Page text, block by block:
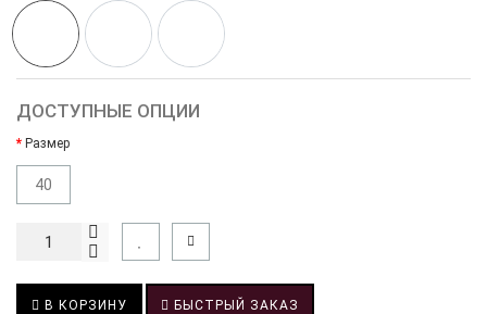
ДОСТУПНЫЕ ОПЦИИ
Размер
40
В КОРЗИНУ БЫСТРЫЙ ЗАКАЗ